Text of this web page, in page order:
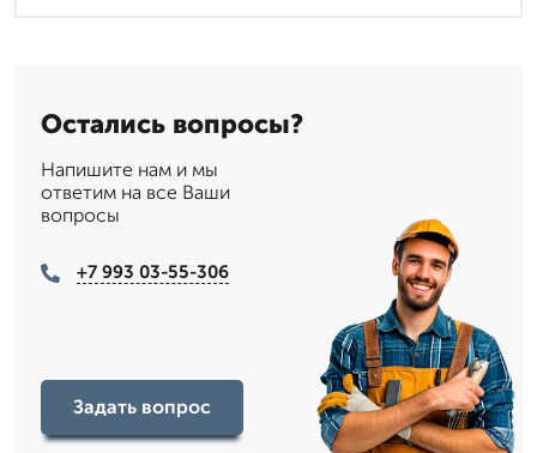
Остались вопросы?
Напишите нам и мы
ответим на все Ваши
вопросы
+7 993 03-55-306
Задать вопрос